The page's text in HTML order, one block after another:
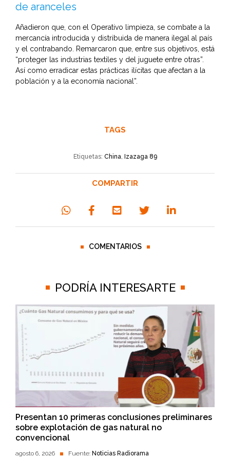
de aranceles
Añadieron que, con el Operativo limpieza, se combate a la
mercancía introducida y distribuida de manera ilegal al país
y el contrabando. Remarcaron que, entre sus objetivos, está
“proteger las industrias textiles y del juguete entre otras”.
Así como erradicar estas prácticas ilícitas que afectan a la
población y a la economía nacional”.
TAGS
Etiquetas: China, Izazaga 89
COMPARTIR
COMENTARIOS
PODRÍA INTERESARTE
Presentan 10 primeras conclusiones preliminares
sobre explotación de gas natural no
convencional
agosto 6, 2026 Fuente: Noticias Radiorama